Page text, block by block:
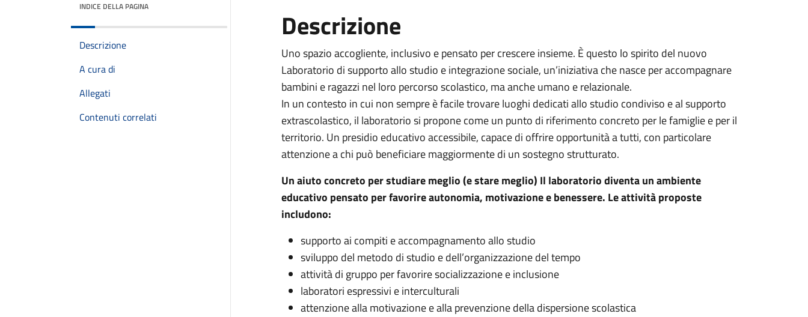
INDICE DELLA PAGINA
Descrizione
A cura di
Allegati
Contenuti correlati
Descrizione
Uno spazio accogliente, inclusivo e pensato per crescere insieme. È questo lo spirito del nuovo
Laboratorio di supporto allo studio e integrazione sociale, un’iniziativa che nasce per accompagnare
bambini e ragazzi nel loro percorso scolastico, ma anche umano e relazionale.
In un contesto in cui non sempre è facile trovare luoghi dedicati allo studio condiviso e al supporto
extrascolastico, il laboratorio si propone come un punto di riferimento concreto per le famiglie e per il
territorio. Un presidio educativo accessibile, capace di offrire opportunità a tutti, con particolare
attenzione a chi può beneficiare maggiormente di un sostegno strutturato.
Un aiuto concreto per studiare meglio (e stare meglio) Il laboratorio diventa un ambiente
educativo pensato per favorire autonomia, motivazione e benessere. Le attività proposte
includono:
supporto ai compiti e accompagnamento allo studio
sviluppo del metodo di studio e dell’organizzazione del tempo
attività di gruppo per favorire socializzazione e inclusione
laboratori espressivi e interculturali
attenzione alla motivazione e alla prevenzione della dispersione scolastica